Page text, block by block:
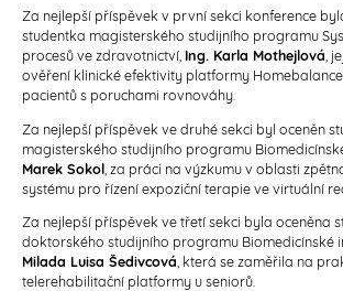
Za nejlepší příspěvek v první sekci konference
studentka magisterského studijního programu
procesů ve zdravotnictví, Ing. Karla Mothejlová ,
ověření klinické efektivity platformy
pacientů s poruchami rovnováhy.
Za nejlepší příspěvek ve druhé sekci byl oceněn
magisterského studijního programu
Marek Sokol , za práci na výzkumu v oblasti
systému pro řízení expoziční terapie ve virtuální
Za nejlepší příspěvek ve třetí sekci byla oceněna
doktorského studijního programu Biomedicínské
Milada Luisa Šedivcová, která se zaměřila na
telerehabilitační platformy u seniorů.